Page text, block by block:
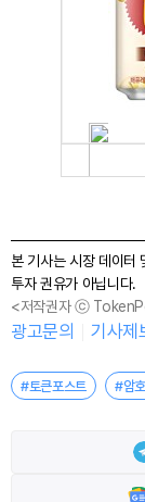
본 기사는 시장 데이터
투자 권유가 아닙니다.
<저작권자 ⓒ
광고문의 기사제
#토큰포스트 #암